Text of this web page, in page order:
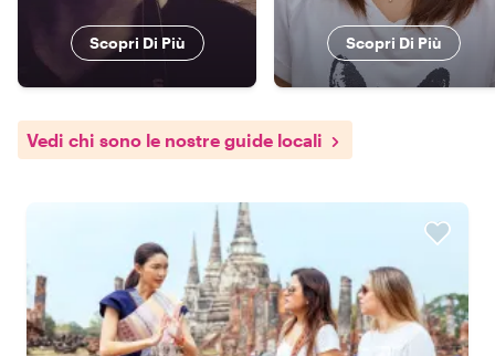
Scopri Di Più Scopri Di Più
Vedi chi sono le nostre guide locali